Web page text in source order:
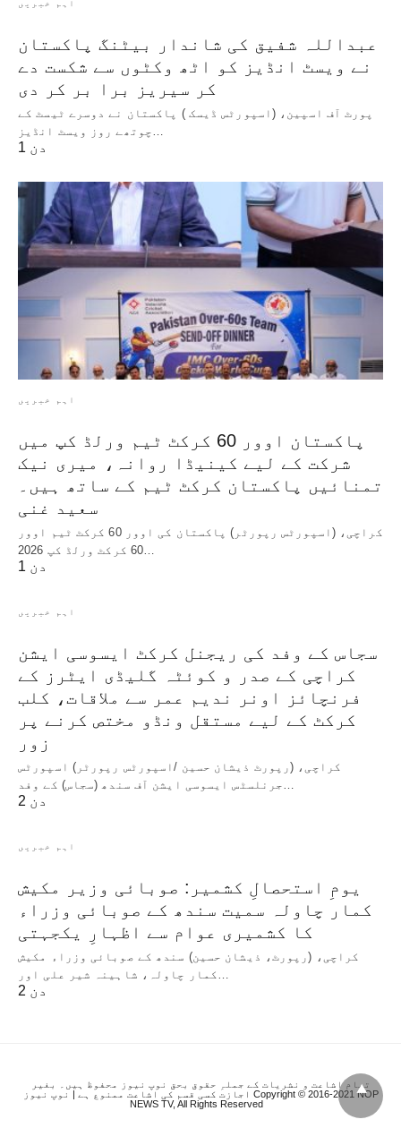
اہم خبریں
عبداللہ شفیق کی شاندار بیٹنگ پاکستان
نے ویسٹ انڈیز کو اٹھ وکٹوں سے شکست دے
کر سیریز برا بر کر دی
پورٹ آف اسپین، (اسپورٹس ڈیسک ) پاکستان نے دوسرے ٹیسٹ کے
1 دن
اہم خبریں
پاکستان اوور 60 کرکٹ ٹیم ورلڈ کپ میں
شرکت کے لیے کینیڈا روانہ، میری نیک
تمنائیں پاکستان کرکٹ ٹیم کے ساتھ ہیں۔
سعید غنی
کراچی، (اسپورٹس رپورٹر) پاکستان کی اوور 60 کرکٹ ٹیم اوور
60 کرکٹ ورلڈ کپ 2026…
1 دن
اہم خبریں
سجاس کے وفد کی ریجنل کرکٹ ایسوسی ایشن
کراچی کے صدر و کوئٹہ گلیڈی ایٹرز کے
فرنچائز اونر ندیم عمر سے ملاقات، کلب
کرکٹ کے لیے مستقل ونڈو مختص کرنے پر
زور
کراچی، (رپورٹ ذیشان حسین /اسپورٹس رپورٹر) اسپورٹس
جرنلسٹس ایسوسی ایشن آف سندھ (سجاس) کے وفد…
2 دن
اہم خبریں
یومِ استحصالِ کشمیر: صوبائی وزیر مکیش
کمار چاولہ سمیت سندھ کے صوبائی وزراء
کا کشمیری عوام سے اظہارِ یکجہتی
کراچی، (رپورٹ، ذیشان حسین) سندھ کے صوبائی وزراء مکیش
کمار چاولہ، شاہینہ شیر علی اور…
2 دن
تمام اشاعت و نشریات کے جملہِ حقوق بحق نوپ نیوز محفوظ ہیں۔ بغیر
اجازت کسی قسم کی اشاعت ممنوع ہے | نوپ نیوز Copyright © 2016-2021 NOP
NEWS TV, All Rights Reserved